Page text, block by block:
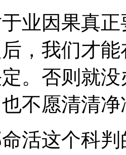
因果真正
，我们才
。否则就
不愿清清
这个科判